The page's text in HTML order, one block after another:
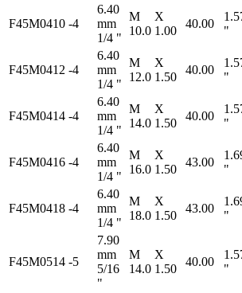
F45M0410 -4
6.40
mm
1/4 "
M
10.0
X
1.00
40.00
"
F45M0412 -4
6.40
mm
1/4 "
M
12.0
X
1.50
40.00
"
F45M0414 -4
6.40
mm
1/4 "
M
14.0
X
1.50
40.00
"
F45M0416 -4
6.40
mm
1/4 "
M
16.0
X
1.50
43.00
"
F45M0418 -4
6.40
mm
1/4 "
M
18.0
X
1.50
43.00
"
F45M0514 -5
7.90
mm
5/16
"
M
14.0
X
1.50
40.00
"